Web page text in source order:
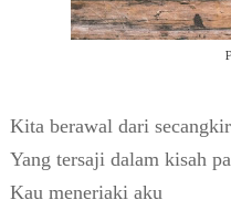
Kita berawal dari
Yang tersaji dalam kisah
Kau meneriaki aku